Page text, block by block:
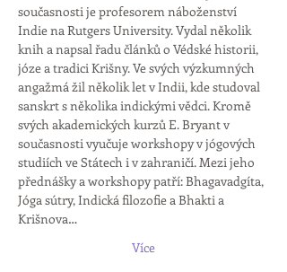
současnosti je profesorem náboženství
Indie na Rutgers University. Vydal několik
knih a napsal řadu článků o Védské historii,
józe a tradici Krišny. Ve svých výzkumných
angažmá žil několik let v Indii, kde studoval
sanskrt s několika indickými vědci. Kromě
svých akademických kurzů E. Bryant v
současnosti vyučuje workshopy v jógových
studiích ve Státech i v zahraničí. Mezi jeho
přednášky a workshopy patří: Bhagavadgíta,
Jóga sútry, Indická filozofie a Bhakti a
Krišnova…
Více